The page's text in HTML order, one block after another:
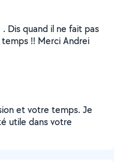
Dis quand il ne fait pas
!! Merci Andrei
et votre temps. Je
utile dans votre